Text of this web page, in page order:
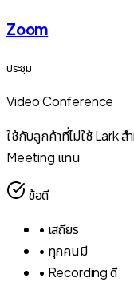
Zoom
ประชุม
Video Conference
ใช้กับลูกค้าที่ไม่ใช้ Lark ส
Meeting แทน
ข้อดี
• เสถียร
• ทุกคนมี
• Recording ดี